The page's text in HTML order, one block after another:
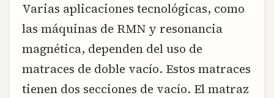
Varias aplicaciones tecnológicas, como
las máquinas de RMN y resonancia
magnética, dependen del uso de
matraces de doble vacío. Estos matraces
tienen dos secciones de vacío. El matraz